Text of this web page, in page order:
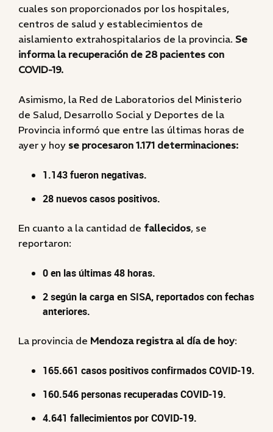
cuales son proporcionados por los hospitales,
centros de salud y establecimientos de
aislamiento extrahospitalarios de la provincia. Se
informa la recuperación de 28 pacientes con
COVID-19.
Asimismo, la Red de Laboratorios del Ministerio
de Salud, Desarrollo Social y Deportes de la
Provincia informó que entre las últimas horas de
ayer y hoy se procesaron 1.171 determinaciones:
1.143 fueron negativas.
28 nuevos casos positivos.
En cuanto a la cantidad de fallecidos, se
reportaron:
0 en las últimas 48 horas.
2 según la carga en SISA, reportados con fechas
anteriores.
La provincia de Mendoza registra al día de hoy:
165.661 casos positivos confirmados COVID-19.
160.546 personas recuperadas COVID-19.
4.641 fallecimientos por COVID-19.